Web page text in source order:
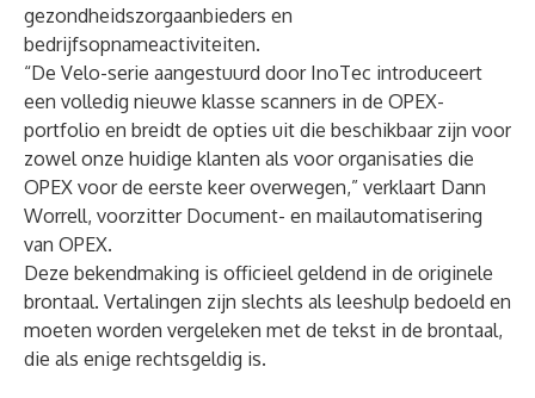
gezondheidszorgaanbieders en
bedrijfsopnameactiviteiten.
“De Velo-serie aangestuurd door InoTec introduceert
een volledig nieuwe klasse scanners in de OPEX-
portfolio en breidt de opties uit die beschikbaar zijn voor
zowel onze huidige klanten als voor organisaties die
OPEX voor de eerste keer overwegen,” verklaart Dann
Worrell, voorzitter Document- en mailautomatisering
van OPEX.
Deze bekendmaking is officieel geldend in de originele
brontaal. Vertalingen zijn slechts als leeshulp bedoeld en
moeten worden vergeleken met de tekst in de brontaal,
die als enige rechtsgeldig is.